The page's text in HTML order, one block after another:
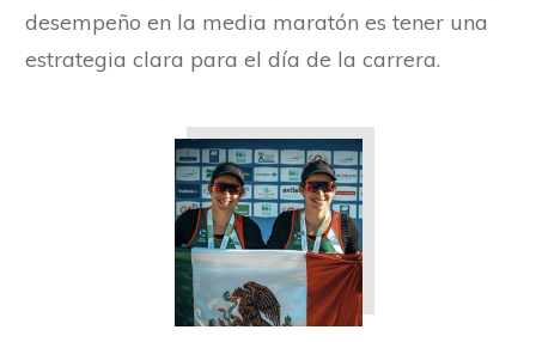
desempeño en la media maratón es tener una
estrategia clara para el día de la carrera.